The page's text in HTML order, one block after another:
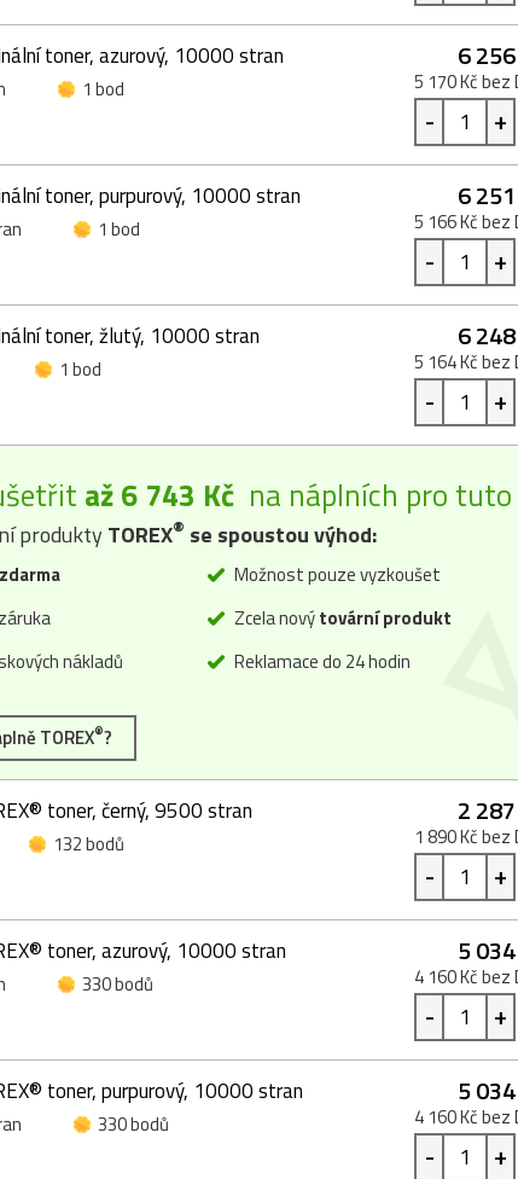
toner, azurový, 10000 stran
1 bod
6
5 170 Kč bez
- +
toner, purpurový, 10000 stran
1 bod
6
5 166 Kč bez
- +
toner, žlutý, 10000 stran
1 bod
6
5 164 Kč bez
- +
až 6 743 Kč na náplních pro
produktyTOREX® se spoustou výhod:
zdarma
nákladů
Možnost pouze vyzkoušet
Zcela novýtovární produkt
Reklamace do 24 hodin
TOREX®?
toner, černý, 9500 stran
132 bodů
2
1 890 Kč bez
- +
toner, azurový, 10000 stran
330 bodů
5
4 160 Kč bez
- +
toner, purpurový, 10000 stran
330 bodů
5
4 160 Kč bez
- +